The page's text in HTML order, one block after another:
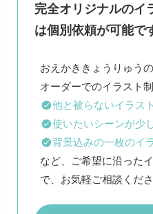
完全オリジナルのイ
は個別依頼が可能で
おえかききょうりゅう
他と被らないイラス
使いたいシーンが少
背景込みの一枚のイ
など、ご希望に沿った
で、お気軽ご相談くださ